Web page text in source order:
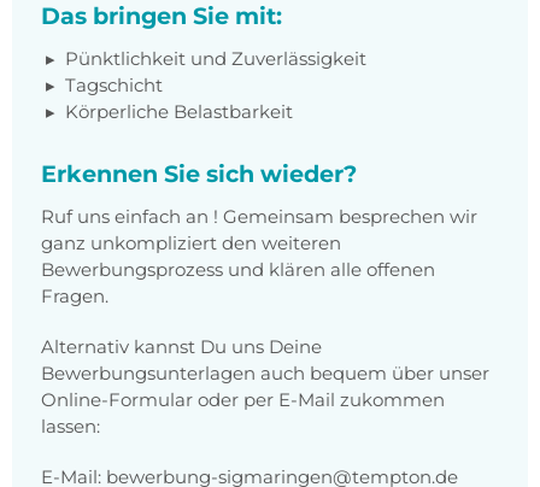
Das bringen Sie mit:
Pünktlichkeit und Zuverlässigkeit
Tagschicht
Körperliche Belastbarkeit
Erkennen Sie sich wieder?
Ruf uns einfach an ! Gemeinsam besprechen wir
ganz unkompliziert den weiteren
Bewerbungsprozess und klären alle offenen
Fragen.
Alternativ kannst Du uns Deine
Bewerbungsunterlagen auch bequem über unser
Online-Formular oder per E-Mail zukommen
lassen:
E-Mail: bewerbung-sigmaringen@tempton.de